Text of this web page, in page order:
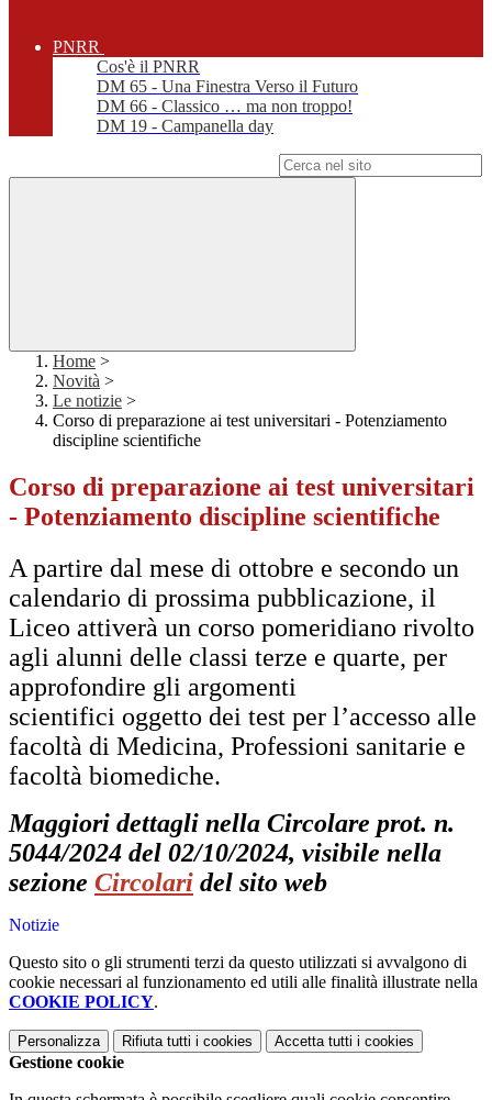
PNRR
Cos'è il PNRR
DM 65 - Una Finestra Verso il Futuro
DM 66 - Classico … ma non troppo!
DM 19 - Campanella day
Home >
Novità >
Le notizie >
Corso di preparazione ai test universitari - Potenziamento
discipline scientifiche
Corso di preparazione ai test universitari
- Potenziamento discipline scientifiche
A partire dal mese di ottobre e secondo un
calendario di prossima pubblicazione, il
Liceo attiverà un corso pomeridiano rivolto
agli alunni delle classi terze e quarte, per
approfondire gli argomenti
scientifici oggetto dei test per l’accesso alle
facoltà di Medicina, Professioni sanitarie e
facoltà biomediche.
Maggiori dettagli nella Circolare prot. n.
5044/2024 del 02/10/2024, visibile nella
sezione Circolari del sito web
Notizie
Questo sito o gli strumenti terzi da questo utilizzati si avvalgono di
cookie necessari al funzionamento ed utili alle finalità illustrate nella
COOKIE POLICY.
Personalizza Rifiuta tutti i cookies Accetta tutti i cookies
Gestione cookie